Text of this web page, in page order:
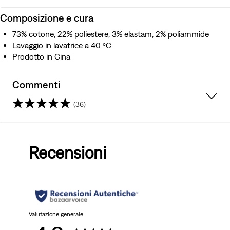
Composizione e cura
73% cotone, 22% poliestere, 3% elastam, 2% poliammide
Lavaggio in lavatrice a 40 ºC
Prodotto in Cina
Commenti
(36)
recensioni
Recensioni
Valutazione generale